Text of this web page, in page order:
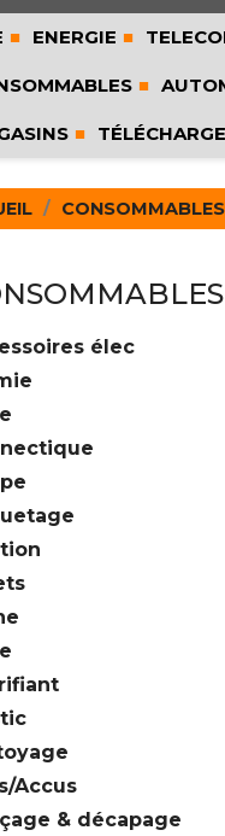
ENERGIE
CONSOMMABLES
élec
Accus
& décapage